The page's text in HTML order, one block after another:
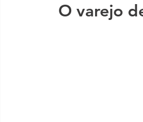
O varejo